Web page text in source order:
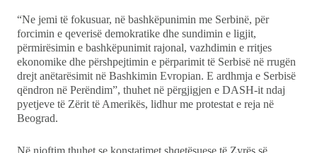
“Ne jemi të fokusuar, në bashkëpunimin me Serbinë, për
forcimin e qeverisë demokratike dhe sundimin e ligjit,
përmirësimin e bashkëpunimit rajonal, vazhdimin e rritjes
ekonomike dhe përshpejtimin e përparimit të Serbisë në rrugën
drejt anëtarësimit në Bashkimin Evropian. E ardhmja e Serbisë
qëndron në Perëndim”, thuhet në përgjigjen e DASH-it ndaj
pyetjeve të Zërit të Amerikës, lidhur me protestat e reja në
Beograd.
Në njoftim thuhet se konstatimet shqetësuese të Zyrës së